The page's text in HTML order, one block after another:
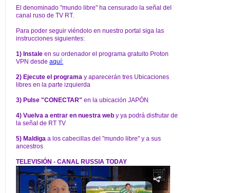
El denominado "mundo libre" ha censurado la señal del
canal ruso de TV RT.
Para poder seguir viéndolo en nuestro portal siga las
instrucciones siguientes:
1) Instale en su ordenador el programa gratuito Proton
VPN desde aquí:
2) Ejecute el programa y aparecerán tres Ubicaciones
libres en la parte izquierda
3) Pulse "CONECTAR" en la ubicación JAPÓN
4) Vuelva a entrar en nuestra web y ya podrá disfrutar de
la señal de RT TV
5) Maldiga a los cabecillas del "mundo libre" y a sus
ancestros
TELEVISIÓN - CANAL RUSSIA TODAY